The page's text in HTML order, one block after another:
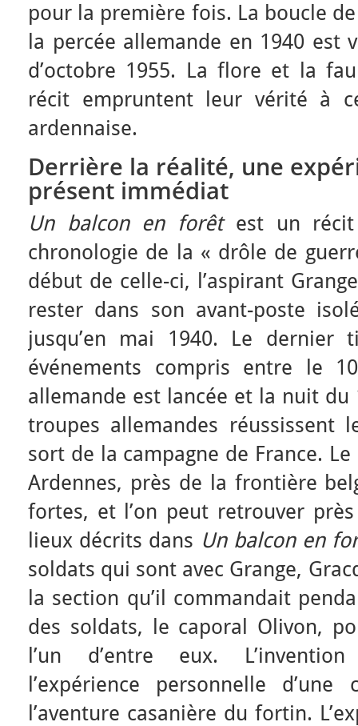
pour la première fois. La boucle
la percée allemande en 1940 est
d’octobre 1955. La flore et la
récit empruntent leur vérité à
ardennaise.
Derrière la réalité, une
présent immédiat
Un balcon en forêt est un
chronologie de la « drôle de
début de celle-ci, l’aspirant
rester dans son avant-poste
jusqu’en mai 1940. Le
événements compris entre le
allemande est lancée et la nuit du
troupes allemandes réussissent
sort de la campagne de France.
Ardennes, près de la frontière
fortes, et l’on peut retrouver
lieux décrits dans Un balcon en
soldats qui sont avec Grange,
la section qu’il commandait
des soldats, le caporal Olivon,
l’un d’entre eux.
l’expérience personnelle
l’aventure casanière du fortin.